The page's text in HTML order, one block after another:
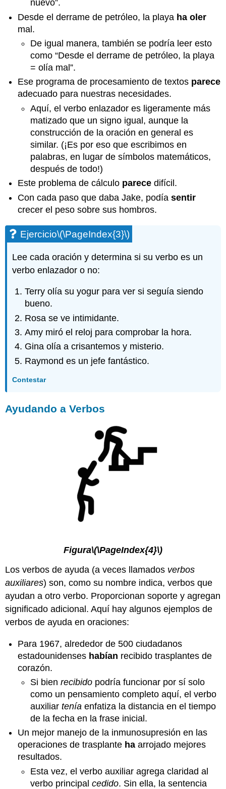
nuevo”.
Desde el derrame de petróleo, la playa ha oler
mal.
De igual manera, también se podría leer esto
como “Desde el derrame de petróleo, la playa
= olía mal”.
Ese programa de procesamiento de textos parece
adecuado para nuestras necesidades.
Aquí, el verbo enlazador es ligeramente más
matizado que un signo igual, aunque la
construcción de la oración en general es
similar. (¡Es por eso que escribimos en
palabras, en lugar de símbolos matemáticos,
después de todo!)
Este problema de cálculo parece difícil.
Con cada paso que daba Jake, podíasentir
crecer el peso sobre sus hombros.
Ejercicio\(\PageIndex{3}\)
Lee cada oración y determina si su verbo es un
verbo enlazador o no:
Terry olía su yogur para ver si seguía siendo
bueno.
Rosa se ve intimidante.
Amy miró el reloj para comprobar la hora.
Gina olía a crisantemos y misterio.
Raymond es un jefe fantástico.
Contestar
Ayudando a Verbos
Figura\(\PageIndex{4}\)
Los verbos de ayuda (a veces llamados verbos
auxiliares) son, como su nombre indica, verbos que
ayudan a otro verbo. Proporcionan soporte y agregan
significado adicional. Aquí hay algunos ejemplos de
verbos de ayuda en oraciones:
Para 1967, alrededor de 500 ciudadanos
estadounidenses habían recibido trasplantes de
corazón.
Si bien recibidopodría funcionar por sí solo
como un pensamiento completo aquí, el verbo
auxiliar tenía enfatiza la distancia en el tiempo
de la fecha en la frase inicial.
Un mejor manejo de la inmunosupresión en las
operaciones de trasplante ha arrojado mejores
resultados.
Esta vez, el verbo auxiliar agrega claridad al
verbo principal cedido. Sin ella, la sentencia